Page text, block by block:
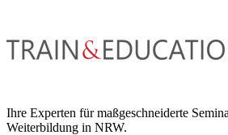
Ihre Experten für maßgeschneiderte
Weiterbildung in NRW.